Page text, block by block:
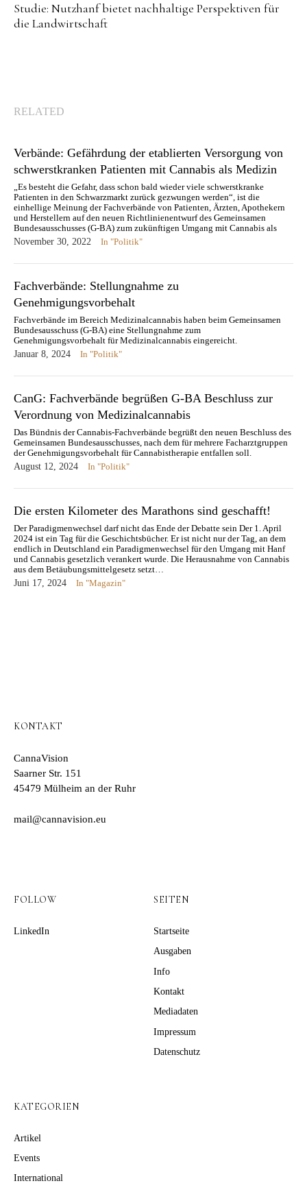
Studie: Nutzhanf bietet nachhaltige Perspektiven für
die Landwirtschaft
RELATED
Verbände: Gefährdung der etablierten Versorgung von
schwerstkranken Patienten mit Cannabis als Medizin
„Es besteht die Gefahr, dass schon bald wieder viele schwerstkranke
Patienten in den Schwarzmarkt zurück gezwungen werden“, ist die
einhellige Meinung der Fachverbände von Patienten, Ärzten, Apothekern
und Herstellern auf den neuen Richtlinienentwurf des Gemeinsamen
Bundesausschusses (G-BA) zum zukünftigen Umgang mit Cannabis als
Medizin. Heute wurden die Stellungnahmen verschiedener Verbände
November 30, 2022 In "Politik"
Fachverbände: Stellungnahme zu
Genehmigungsvorbehalt
Fachverbände im Bereich Medizinalcannabis haben beim Gemeinsamen
Bundesausschuss (G-BA) eine Stellungnahme zum
Genehmigungsvorbehalt für Medizinalcannabis eingereicht.
Januar 8, 2024
In "Politik"
CanG: Fachverbände begrüßen G-BA Beschluss zur
Verordnung von Medizinalcannabis
Das Bündnis der Cannabis-Fachverbände begrüßt den neuen Beschluss des
Gemeinsamen Bundesausschusses, nach dem für mehrere Facharztgruppen
der Genehmigungsvorbehalt für Cannabistherapie entfallen soll.
August 12, 2024
In "Politik"
Die ersten Kilometer des Marathons sind geschafft!
Der Paradigmenwechsel darf nicht das Ende der Debatte sein Der 1. April
2024 ist ein Tag für die Geschichtsbücher. Er ist nicht nur der Tag, an dem
endlich in Deutschland ein Paradigmenwechsel für den Umgang mit Hanf
und Cannabis gesetzlich verankert wurde. Die Herausnahme von Cannabis
aus dem Betäubungsmittelgesetz setzt…
Juni 17, 2024
In "Magazin"
KONTAKT
CannaVision
Saarner Str. 151
45479 Mülheim an der Ruhr
mail@cannavision.eu
FOLLOW
LinkedIn
SEITEN
Startseite
Ausgaben
Info
Kontakt
Mediadaten
Impressum
Datenschutz
KATEGORIEN
Artikel
Events
International